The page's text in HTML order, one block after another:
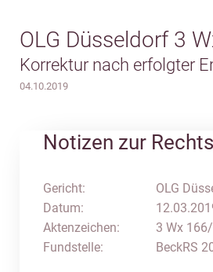
OLG Düsseldorf 3
Korrektur nach erfolgter
04.10.2019
Notizen zur
Gericht:
Datum:
Aktenzeichen:
Fundstelle:
OLG
3 Wx
BeckRS